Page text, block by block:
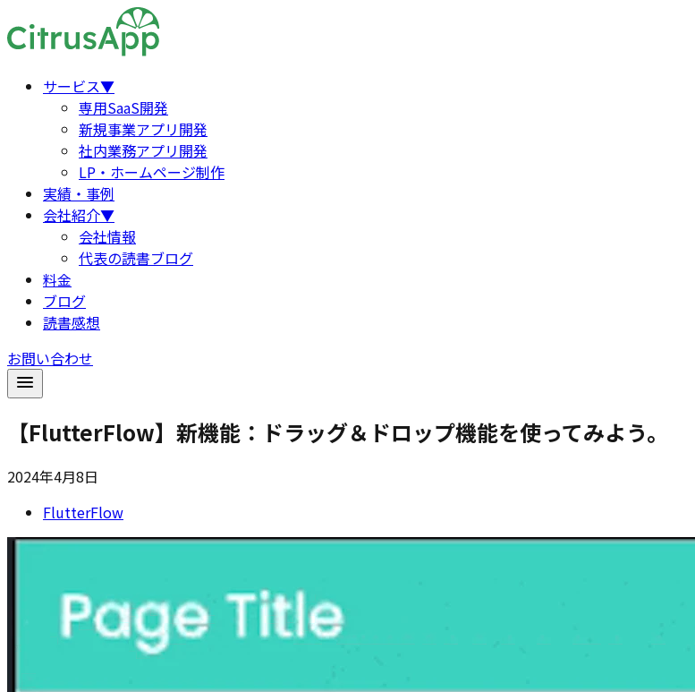
サービス▼
専用SaaS開発
新規事業アプリ開発
社内業務アプリ開発
LP・ホームページ制作
実績・事例
会社紹介▼
会社情報
代表の読書ブログ
料金
ブログ
読書感想
お問い合わせ
【FlutterFlow】新機能：ドラッグ＆ドロップ機能を使ってみよう。
2024年4月8日
FlutterFlow